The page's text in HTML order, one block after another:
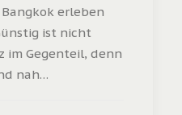
erleben
ist nicht
im Gegenteil, denn
nah…